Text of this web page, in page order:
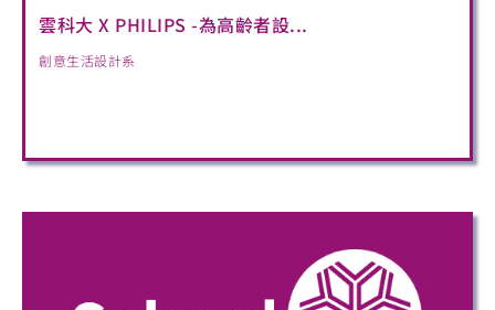
雲科大 X PHILIPS -為高齡者設...
創意生活設計系